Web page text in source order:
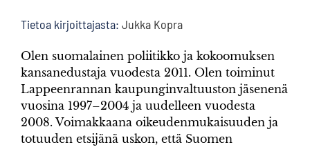
Tietoa kirjoittajasta: Jukka Kopra
Olen suomalainen poliitikko ja kokoomuksen
kansanedustaja vuodesta 2011. Olen toiminut
Lappeenrannan kaupunginvaltuuston jäsenenä
vuosina 1997–2004 ja uudelleen vuodesta
2008. Voimakkaana oikeudenmukaisuuden ja
totuuden etsijänä uskon, että Suomen